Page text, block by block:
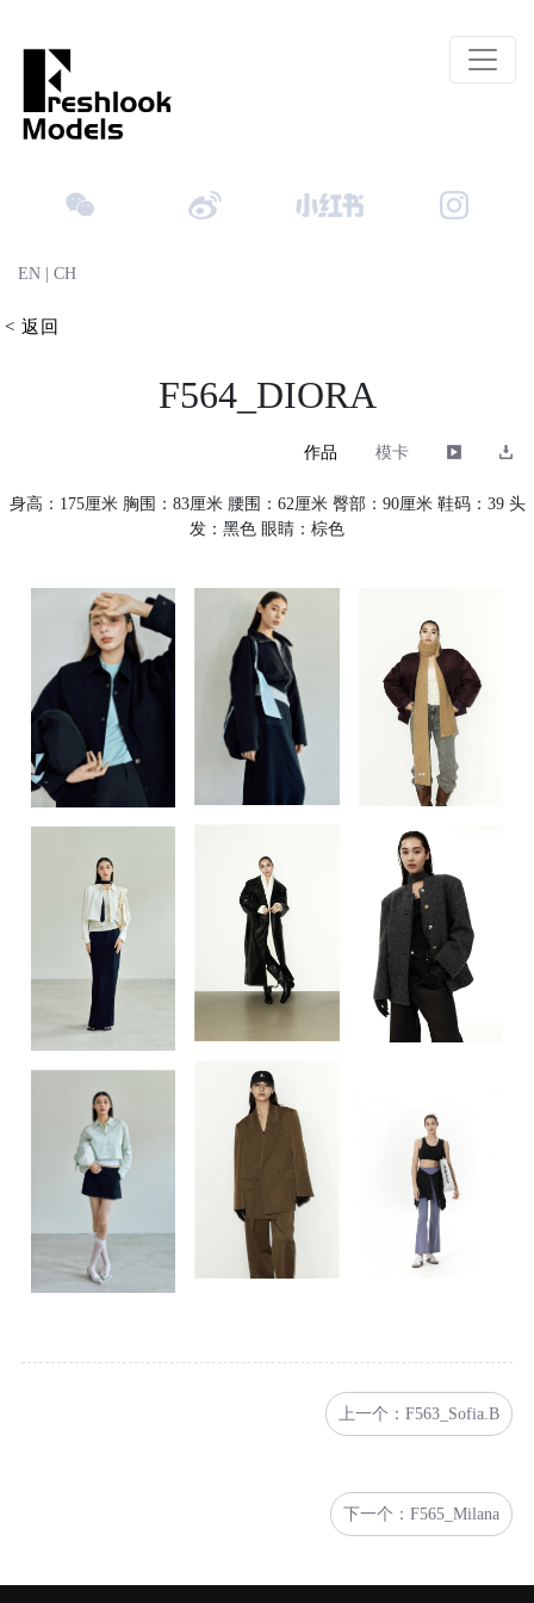
EN | CH
< 返回
F564_DIORA
作品 模卡
身高：175厘米 胸围：83厘米 腰围：62厘米 臀部：90厘米 鞋码：39 头
发：黑色 眼睛：棕色
上一个：F563_Sofia.B
下一个：F565_Milana